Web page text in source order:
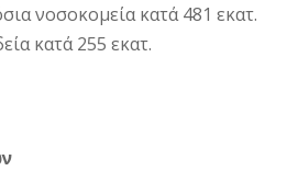
νοσοκομεία κατά 481 εκατ.
κατά 255 εκατ.